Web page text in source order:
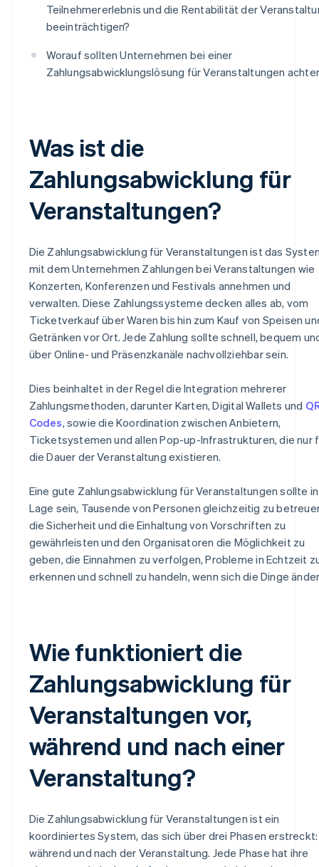
Teilnehmererlebnis und die Rentabilität der
beeinträchtigen?
Worauf sollten Unternehmen bei einer
Zahlungsabwicklungslösung für Veranstaltungen
Was ist die
Zahlungsabwicklung für
Veranstaltungen?
Die Zahlungsabwicklung für Veranstaltungen ist das
mit dem Unternehmen Zahlungen bei Veranstaltungen wie
Konzerten, Konferenzen und Festivals annehmen und
verwalten. Diese Zahlungssysteme decken alles ab, vom
Ticketverkauf über Waren bis hin zum Kauf von Speisen
Getränken vor Ort. Jede Zahlung sollte schnell, bequem
über Online- und Präsenzkanäle nachvollziehbar sein.
Dies beinhaltet in der Regel die Integration mehrerer
Zahlungsmethoden, darunter Karten, Digital Wallets und
Codes, sowie die Koordination zwischen Anbietern,
Ticketsystemen und allen Pop-up-Infrastrukturen, die nur
die Dauer der Veranstaltung existieren.
Eine gute Zahlungsabwicklung für Veranstaltungen sollte
Lage sein, Tausende von Personen gleichzeitig zu
die Sicherheit und die Einhaltung von Vorschriften zu
gewährleisten und den Organisatoren die Möglichkeit zu
geben, die Einnahmen zu verfolgen, Probleme in Echtzeit
erkennen und schnell zu handeln, wenn sich die Dinge
Wie funktioniert die
Zahlungsabwicklung für
Veranstaltungen vor,
während und nach einer
Veranstaltung?
Die Zahlungsabwicklung für Veranstaltungen ist ein
koordiniertes System, das sich über drei Phasen erstreckt:
während und nach der Veranstaltung. Jede Phase hat ihre